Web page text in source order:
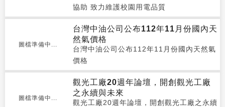
協助 致力維護校園用電品質
圖檔準備中...
台灣中油公司公布112年11月份國內天
然氣價格
台灣中油公司公布112年11月份國內天然氣
價格
圖檔準備中...
觀光工廠20週年論壇，開創觀光工廠
之永續與未來
觀光工廠20週年論壇，開創觀光工廠之永續